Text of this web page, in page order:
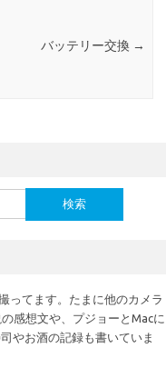
バッテリー交換 →
ってます。たまに他のカメラ
感想文や、プジョーとMacに
やお酒の記録も書いていま